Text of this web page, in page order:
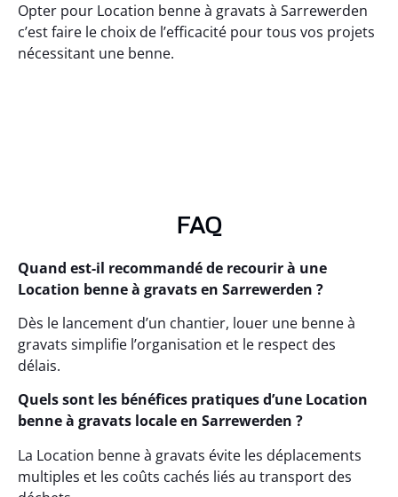
Opter pour Location benne à gravats à Sarrewerden
c’est faire le choix de l’efficacité pour tous vos projets
nécessitant une benne.
FAQ
Quand est-il recommandé de recourir à une
Location benne à gravats en Sarrewerden ?
Dès le lancement d’un chantier, louer une benne à
gravats simplifie l’organisation et le respect des
délais.
Quels sont les bénéfices pratiques d’une Location
benne à gravats locale en Sarrewerden ?
La Location benne à gravats évite les déplacements
multiples et les coûts cachés liés au transport des